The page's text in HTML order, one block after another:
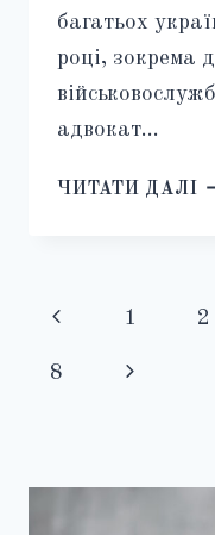
багатьох
році, зокрема
адвокат…
ЧИТАТИ ДАЛІ
В
Навігація
за
Попередня
сторінка
1 2
8 Наступна